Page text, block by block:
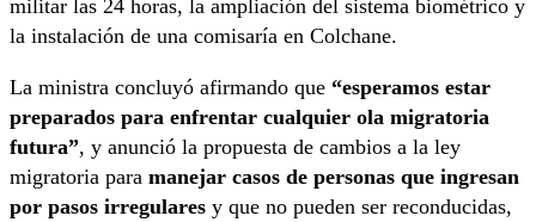
militar las 24 horas, la ampliación del sistema biométrico y
la instalación de una comisaría en Colchane.
La ministra concluyó afirmando que “esperamos estar
preparados para enfrentar cualquier ola migratoria
futura”, y anunció la propuesta de cambios a la ley
migratoria para manejar casos de personas que ingresan
por pasos irregulares y que no pueden ser reconducidas,